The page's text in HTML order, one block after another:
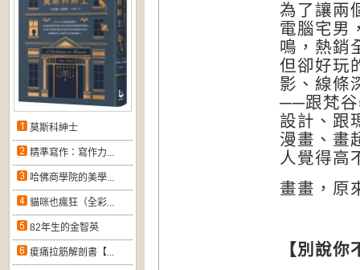
莫斯科紳士
精準寫作：寫作力...
哈佛商學院的美學...
貓咪也瘋狂（全彩...
82年生的金智英
痠痛拉筋解剖書【...
為了讓兩
電腦宅男
鳴，熱銷
但卻好玩
影、線條
──跟梵
設計、跟
漫畫、畫
人覺得高
畫畫，原
【別說